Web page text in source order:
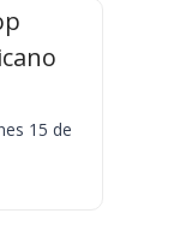
15 de